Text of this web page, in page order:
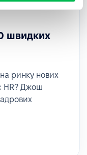
швидких
ринку нових
HR? Джош